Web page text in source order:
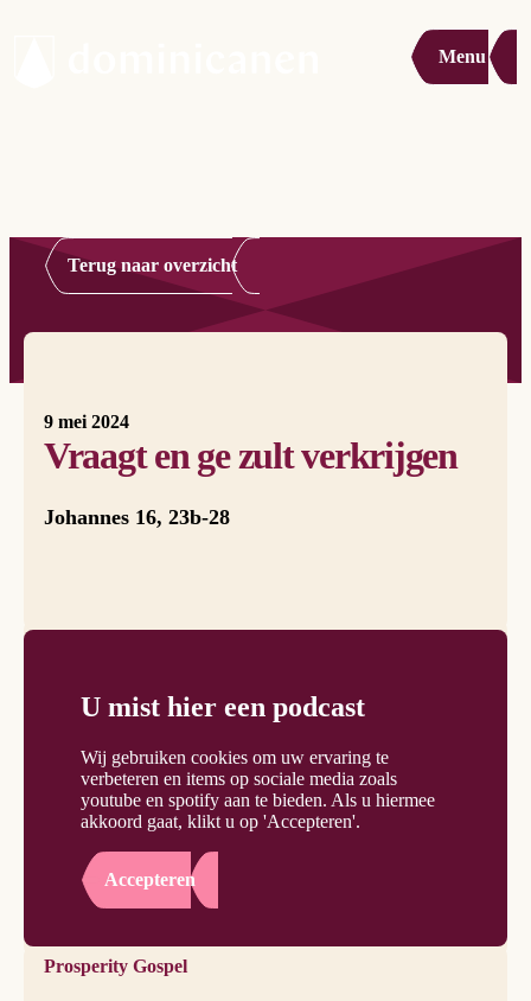
Menu
Terug naar overzicht
9 mei 2024
Vraagt en ge zult verkrijgen
Johannes 16, 23b-28
U mist hier een podcast
Wij gebruiken cookies om uw ervaring te
verbeteren en items op sociale media zoals
youtube en spotify aan te bieden. Als u hiermee
akkoord gaat, klikt u op 'Accepteren'.
Accepteren
Prosperity Gospel